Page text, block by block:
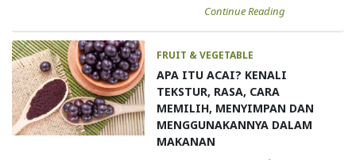
Continue Reading
FRUIT & VEGETABLE
APA ITU ACAI? KENALI
TEKSTUR, RASA, CARA
MEMILIH, MENYIMPAN DAN
MENGGUNAKANNYA DALAM
MAKANAN